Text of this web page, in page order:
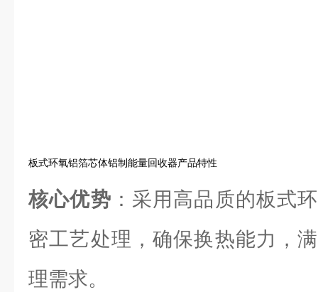
板式环氧铝箔芯体铝制能量回收器产品特性
核心优势 ：采用高品质的板式
密工艺处理，确保换热能力，
理需求。